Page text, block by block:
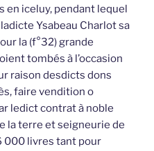
en iceluy, pendant lequel
Ysabeau Charlot sa
la (f°32) grande
tombés à l’occasion
raison desdicts dons
faire vendition o
ledict contrat à noble
la terre et seigneurie de
000 livres tant pour